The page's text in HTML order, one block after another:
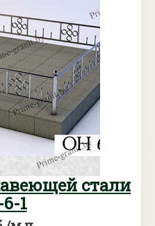
стали
1